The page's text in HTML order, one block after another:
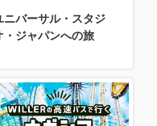
ニバーサル・スタジ
・ジャパンへの旅